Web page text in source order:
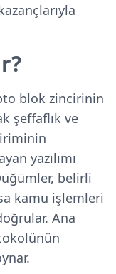
blok zincirinin
şeffaflık ve
yazılımı
belirli
kamu işlemleri
Ana